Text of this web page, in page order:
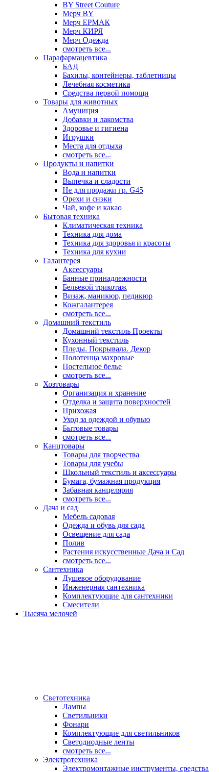
BY Street Couture
Мерч BY
Мерч ЕРМАК
Мерч КИРЯ
Мерч Одежда
смотреть все...
Парафармацевтика
БАД
Бахилы, контейнеры, таблетницы
Лечебная косметика
Средства первой помощи
Товары для животных
Амуниция
Добавки и лакомства
Здоровье и гигиена
Игрушки
Места для отдыха
смотреть все...
Продукты и напитки
Вода и напитки
Выпечка и сладости
Не для продажи гр. G45
Орехи и снэки
Чай, кофе и какао
Бытовая техника
Климатическая техника
Техника для дома
Техника для здоровья и красоты
Техника для кухни
Галантерея
Аксессуары
Банные принадлежности
Бельевой трикотаж
Визаж, маникюр, педикюр
Кожгалантерея
смотреть все...
Домашний текстиль
Домашний текстиль Проекты
Кухонный текстиль
Пледы. Покрывала. Декор
Полотенца махровые
Постельное белье
смотреть все...
Хозтовары
Организация и хранение
Отделка и защита поверхностей
Прихожая
Уход за одеждой и обувью
Бытовые товары
смотреть все...
Канцтовары
Товары для творчества
Товары для учебы
Школьный текстиль и аксессуары
Бумага, бумажная продукция
Забавная канцелярия
смотреть все...
Дача и сад
Мебель садовая
Одежда и обувь для сада
Освещение для сада
Полив
Растения искусственные Дача и Сад
смотреть все...
Сантехника
Душевое оборудование
Инженерная сантехника
Комплектующие для сантехники
Смесители
Тысяча мелочей
Светотехника
Лампы
Светильники
Фонари
Комплектующие для светильников
Светодиодные ленты
смотреть все...
Электротехника
Электромонтажные инструменты, средства